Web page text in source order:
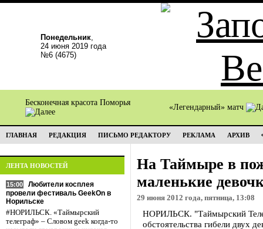
Понедельник,
24 июня 2019 года
№6 (4675)
Бесконечная красота Поморья
«Легендарный» матч
ГЛАВНАЯ РЕДАКЦИЯ ПИСЬМО РЕДАКТОРУ РЕКЛАМА АРХИВ
ЛЕНТА НОВОСТЕЙ
15:00
Любители косплея
провели фестиваль GeekOn в
Норильске
#НОРИЛЬСК. «Таймырский
телеграф» – Словом geek когда-то
На Таймыре в
маленькие
29 июня 2012 года, пятница, 13:08
НОРИЛЬСК. "Таймырский
обстоятельства гибели двух